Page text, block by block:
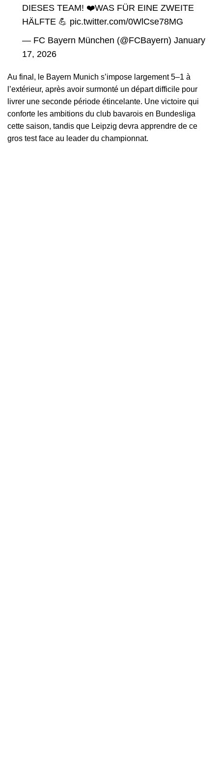
DIESES TEAM! ❤️WAS FÜR EINE ZWEITE
HÄLFTE 💪 pic.twitter.com/0WlCse78MG
— FC Bayern München (@FCBayern) January
17, 2026
Au final, le Bayern Munich s’impose largement 5–1 à
l’extérieur, après avoir surmonté un départ difficile pour
livrer une seconde période étincelante. Une victoire qui
conforte les ambitions du club bavarois en Bundesliga
cette saison, tandis que Leipzig devra apprendre de ce
gros test face au leader du championnat.